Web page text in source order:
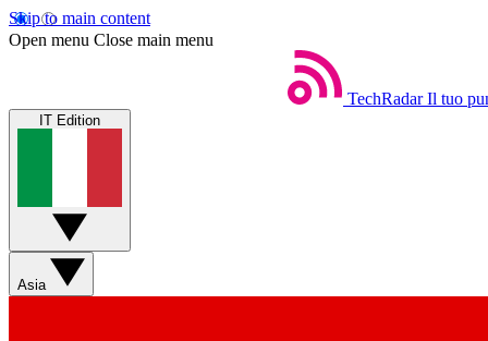
Skip to main content
Open menu Close main menu
TechRadar Il tuo
IT Edition
Asia